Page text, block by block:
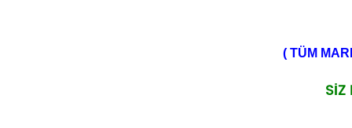
( TÜM
SİZ